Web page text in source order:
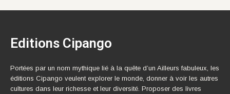
Editions Cipango
Portées par un nom mythique lié à la quête d’un Ailleurs fabuleux, les
éditions Cipango veulent explorer le monde, donner à voir les autres
cultures dans leur richesse et leur diversité. Proposer des livres